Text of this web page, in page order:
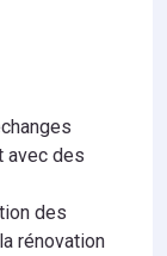
avec des
des
rénovation